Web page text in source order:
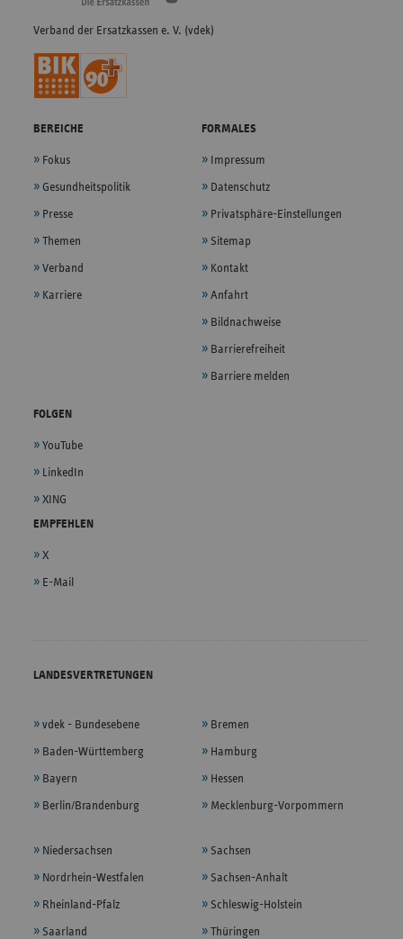
Verband der Ersatzkassen e. V. (vdek)
BEREICHE
Fokus
Gesundheitspolitik
Presse
Themen
Verband
Karriere
FORMALES
Impressum
Datenschutz
Privatsphäre-Einstellungen
Sitemap
Kontakt
Anfahrt
Bildnachweise
Barrierefreiheit
Barriere melden
FOLGEN
YouTube
LinkedIn
XING
EMPFEHLEN
X
E-Mail
LANDESVERTRETUNGEN
vdek - Bundesebene
Baden-Württemberg
Bayern
Berlin/Brandenburg
Bremen
Hamburg
Hessen
Mecklenburg-Vorpommern
Niedersachsen
Nordrhein-Westfalen
Rheinland-Pfalz
Saarland
Sachsen
Sachsen-Anhalt
Schleswig-Holstein
Thüringen